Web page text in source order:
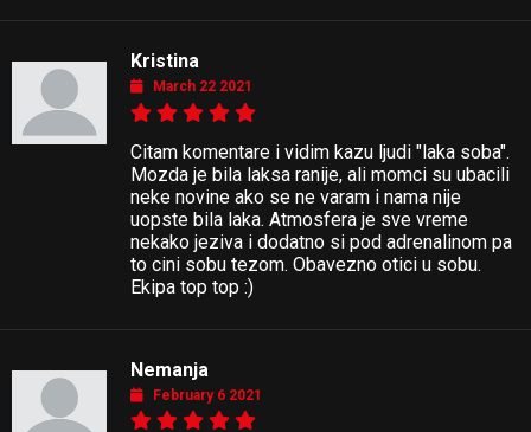
Kristina
March 22 2021
Citam komentare i vidim kazu ljudi "laka soba".
Mozda je bila laksa ranije, ali momci su ubacili
neke novine ako se ne varam i nama nije
uopste bila laka. Atmosfera je sve vreme
nekako jeziva i dodatno si pod adrenalinom pa
to cini sobu tezom. Obavezno otici u sobu.
Ekipa top top :)
Nemanja
February 6 2021